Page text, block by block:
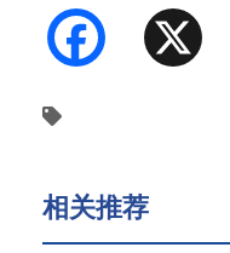
Facebook
相关推荐